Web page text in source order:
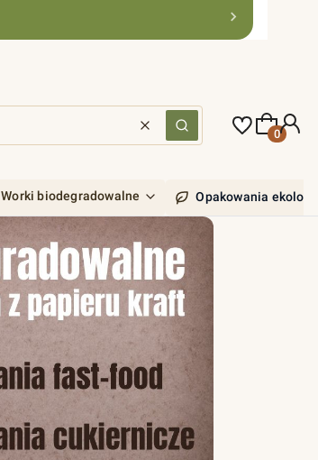
WyczyśćSzukaj
Produkty
Worki biodegradowalne Opakowania